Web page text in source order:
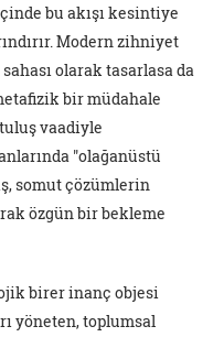
bu akışı kesintiye
Modern zihniyet
olarak tasarlasa da
bir müdahale
vaadiyle
"olağanüstü
somut çözümlerin
özgün bir bekleme
birer inanç objesi
yöneten, toplumsal